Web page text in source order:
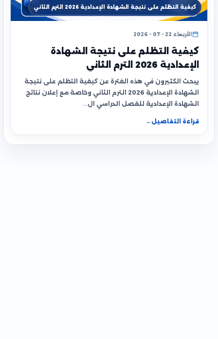
كيفية التظلم على نتيجة الشهادة الإعدادية 2026 الترم الثاني
الأربعاء 22 - 07 - 2026
كيفية التظلم على نتيجة الشهادة
الإعدادية 2026 الترم الثاني
يبحث الكثيرون في هذه الفترة عن كيفية التظلم على نتيجة
الشهادة الإعدادية 2026 الترم الثاني وخاصة مع إعلان نتائج
الشهادة الإعدادية للفصل الدراسي ال…
قراءة التفاصيل ←